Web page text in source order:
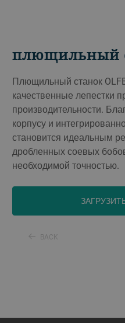
плющильный
Плющильный станок
качественные лепестки
производительности.
корпусу и
становится идеальным
дробленных соевых
необходимой точностью.
BACK